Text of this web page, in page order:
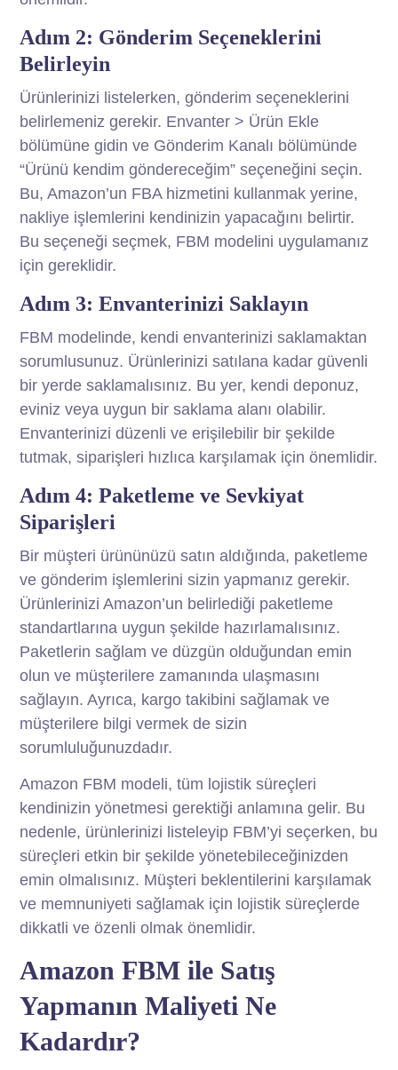
Adım 2: Gönderim Seçeneklerini
Belirleyin
Ürünlerinizi listelerken, gönderim seçeneklerini
belirlemeniz gerekir. Envanter > Ürün Ekle
bölümüne gidin ve Gönderim Kanalı bölümünde
“Ürünü kendim göndereceğim” seçeneğini seçin.
Bu, Amazon’un FBA hizmetini kullanmak yerine,
nakliye işlemlerini kendinizin yapacağını belirtir.
Bu seçeneği seçmek, FBM modelini uygulamanız
için gereklidir.
Adım 3: Envanterinizi Saklayın
FBM modelinde, kendi envanterinizi saklamaktan
sorumlusunuz. Ürünlerinizi satılana kadar güvenli
bir yerde saklamalısınız. Bu yer, kendi deponuz,
eviniz veya uygun bir saklama alanı olabilir.
Envanterinizi düzenli ve erişilebilir bir şekilde
tutmak, siparişleri hızlıca karşılamak için önemlidir.
Adım 4: Paketleme ve Sevkiyat
Siparişleri
Bir müşteri ürününüzü satın aldığında, paketleme
ve gönderim işlemlerini sizin yapmanız gerekir.
Ürünlerinizi Amazon’un belirlediği paketleme
standartlarına uygun şekilde hazırlamalısınız.
Paketlerin sağlam ve düzgün olduğundan emin
olun ve müşterilere zamanında ulaşmasını
sağlayın. Ayrıca, kargo takibini sağlamak ve
müşterilere bilgi vermek de sizin
sorumluluğunuzdadır.
Amazon FBM modeli, tüm lojistik süreçleri
kendinizin yönetmesi gerektiği anlamına gelir. Bu
nedenle, ürünlerinizi listeleyip FBM’yi seçerken, bu
süreçleri etkin bir şekilde yönetebileceğinizden
emin olmalısınız. Müşteri beklentilerini karşılamak
ve memnuniyeti sağlamak için lojistik süreçlerde
dikkatli ve özenli olmak önemlidir.
Amazon FBM ile Satış
Yapmanın Maliyeti Ne
Kadardır?